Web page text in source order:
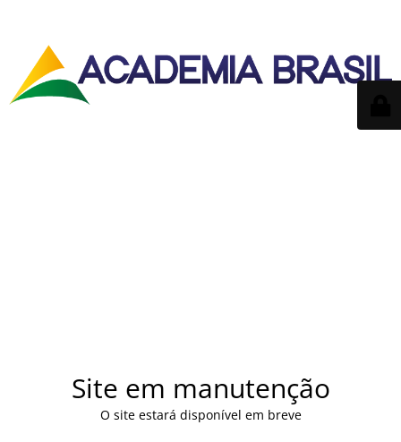
Site em manutenção
O site estará disponível em breve